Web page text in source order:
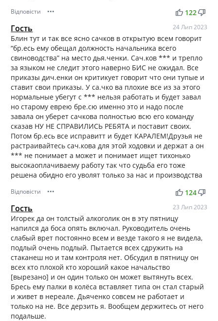
Відповісти ••• thumb_up thumb_down
122
Гость 24 Лип 2023
Блин тут и так все ясно сачков в открытую всем говорит
“бр.есь ему обещал должность начальника всего
свиноводства” на место дья.ченки. Сач.ков *** и трепло
за языком не следит этого наверно БИС не ожидал. Все
приказы дич.енки он критикует говорит что они тупые и
ставит свои приказы. У са.чко ва плохие все из за этого
нормальные убегут с *** нельзя работать и будет завал
но старому еврею бре.сю именно это и надо после
завала он уберет сачкова полностью всю его команду
сказав НУ НЕ СПРАВИЛИСЬ РЕБЯТА и поставит своих.
Потом бр.есь все исправитт и будет КАРАЛЕМ!Друзья не
растраивайтесь сач.кова для этой ходовки и держат а он
*** не понимает а может и понимает ищет тихонько
высокаоплачиваему работу так что судьба его тоже
решена обидно его уволят только за нас и производства
Відповісти ••• thumb_up thumb_down
124
Гость 23 Лип 2023
Игорек да он толстый алкоголик он в эту пятницу
напился да боса опять включал. Руководитель очень
слабый врет постоянно всем и везде такого я не видела,
подлый очень подлый. Пытается всех сдружить на
стаканеш но и там контроля нет. Обсудил в пятницу он
всех кто плохой кто хороший какое начальство
[вырезано] и он один только он может вытянуть всех.
Бресь ему палки в колёса вставляет типа он стал старый
и живет в нереале. Дьяченко совсем не работает и
только на не. Все дерзить я. Вообщем держитесь от него
подальше.